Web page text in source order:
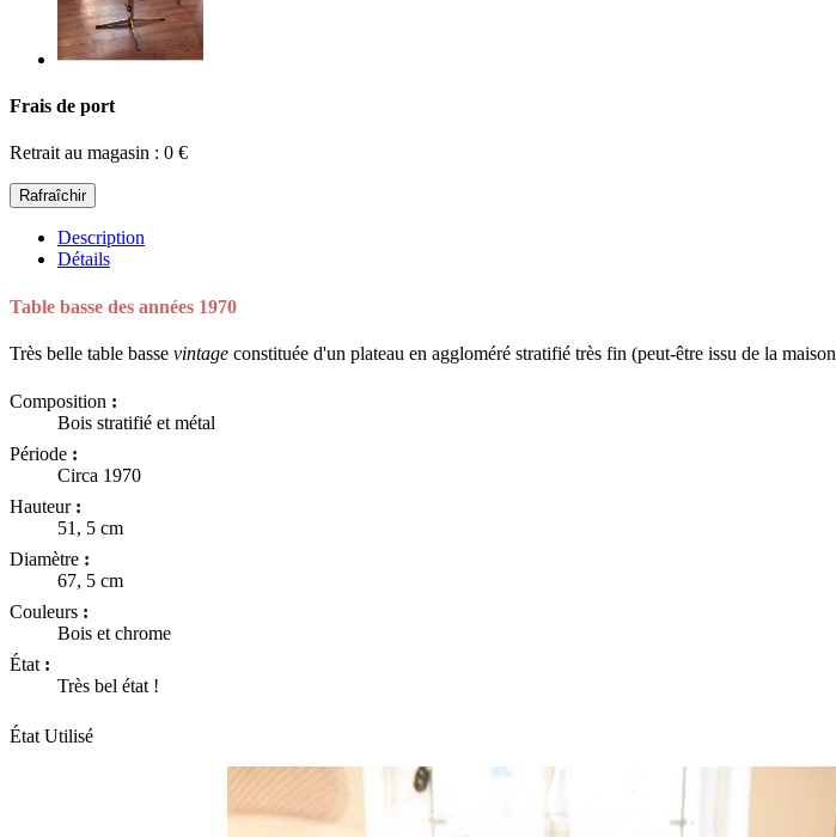
Frais de port
Retrait au magasin : 0 €
Description
Détails
Table basse des années 1970
Très belle table basse vintage constituée d'un plateau en aggloméré stratifié très fin (peut-être issu de la maison
Composition :
Bois stratifié et métal
Période :
Circa 1970
Hauteur :
51, 5 cm
Diamètre :
67, 5 cm
Couleurs :
Bois et chrome
État :
Très bel état !
État Utilisé